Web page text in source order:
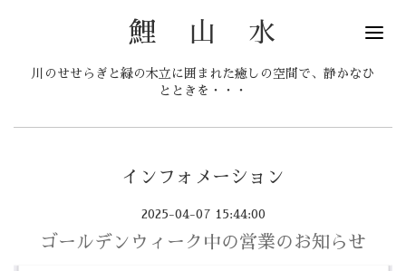
鯉 山 水
川のせせらぎと緑の木立に囲まれた癒しの空間で、静かなひ
とときを・・・
インフォメーション
2025-04-07 15:44:00
ゴールデンウィーク中の営業のお知らせ